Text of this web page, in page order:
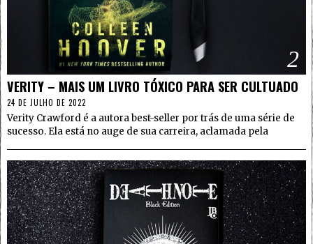
2
VERITY – MAIS UM LIVRO TÓXICO PARA SER CULTUADO
24 DE JULHO DE 2022
Verity Crawford é a autora best-seller por trás de uma série de
sucesso. Ela está no auge de sua carreira, aclamada pela